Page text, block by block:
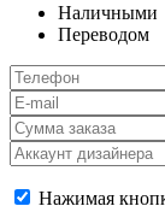
Наличными
Переводом
Нажимая